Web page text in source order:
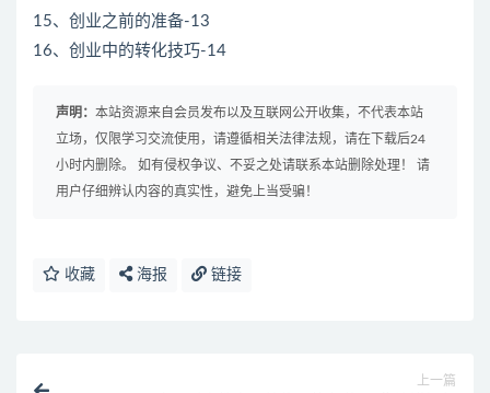
15、创业之前的准备-13
16、创业中的转化技巧-14
声明： 本站资源来自会员发布以及互联网公开收集，不代表本站
立场，仅限学习交流使用，请遵循相关法律法规，请在下载后24
小时内删除。 如有侵权争议、不妥之处请联系本站删除处理！ 请
用户仔细辨认内容的真实性，避免上当受骗！
收藏 海报 链接
上一篇